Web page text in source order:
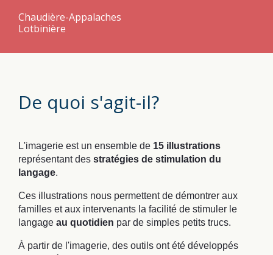
Chaudière-Appalaches
Lotbinière
De quoi s'agit-il?
L'imagerie est un ensemble de 15 illustrations
représentant des stratégies de stimulation du
langage.
Ces illustrations nous permettent de démontrer aux
familles et aux intervenants la facilité de stimuler le
langage au quotidien par de simples petits trucs.
À partir de l'imagerie, des outils ont été développés